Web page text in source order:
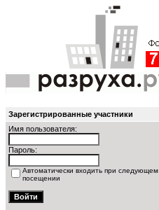
Зарегистрированные участники
Имя пользователя:
Пароль:
Автоматически входить при следующем
посещении